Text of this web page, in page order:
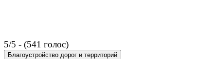
5/5 - (541 голос)
Благоустройство дорог и территорий